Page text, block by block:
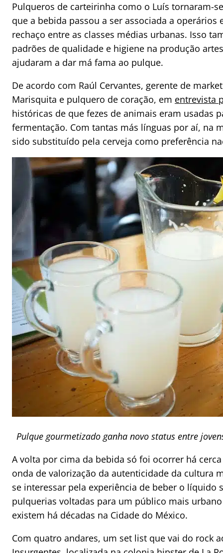
Pulqueros de carteirinha como o Luís tornaram-
que a bebida passou a ser associada a operários
rechaço entre as classes médias urbanas. Isso
padrões de qualidade e higiene na produção
ajudaram a dar má fama ao pulque.
De acordo com Raúl Cervantes, gerente de
Marisquita e pulquero de coração, em entrevista
históricas de que fezes de animais eram usadas
fermentação. Com tantas más línguas por aí, na
sido substituído pela cerveja como preferência
Pulque gourmetizado ganha novo status entre
A volta por cima da bebida só foi ocorrer há
onda de valorização da autenticidade da cultura
se interessar pela experiência de beber o líquido
pulquerias voltadas para um público mais
existem há décadas na Cidade do México.
Com quatro andares, um set list que vai do rock